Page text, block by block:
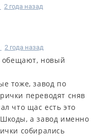
2 года назад
2 года назад
обещают, новый
тоже, завод по
переводят сняв
что щас есть это
а завод именно
собирались